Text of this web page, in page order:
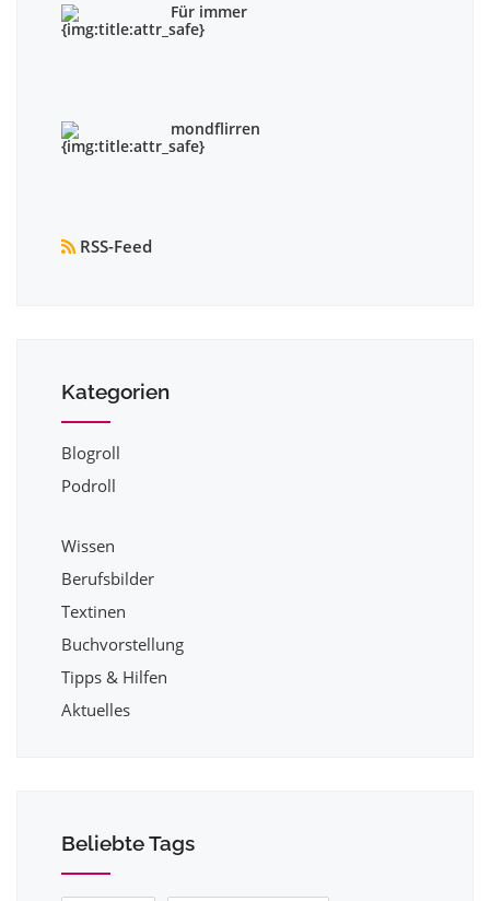
Für immer
mondflirren
RSS-Feed
Kategorien
Blogroll
Podroll
Wissen
Berufsbilder
Textinen
Buchvorstellung
Tipps & Hilfen
Aktuelles
Beliebte Tags